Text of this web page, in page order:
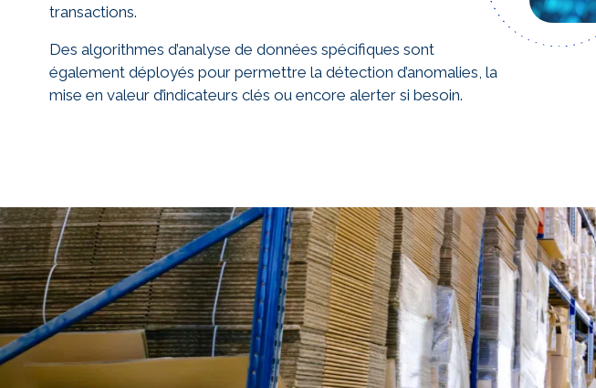
transactions.
Des algorithmes d’analyse de données spécifiques sont
également déployés pour permettre la détection d’anomalies, la
mise en valeur d’indicateurs clés ou encore alerter si besoin.